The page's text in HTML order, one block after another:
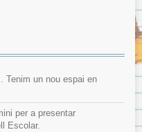
Tenim un nou espai en
per a presentar
Escolar.